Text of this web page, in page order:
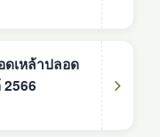
ดเหล้าปลอด